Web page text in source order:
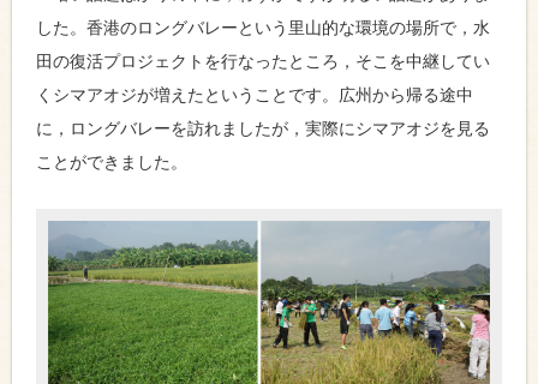
した。香港のロングバレーという里山的な環境の場所で，水
田の復活プロジェクトを行なったところ，そこを中継してい
くシマアオジが増えたということです。広州から帰る途中
に，ロングバレーを訪れましたが，実際にシマアオジを見る
ことができました。